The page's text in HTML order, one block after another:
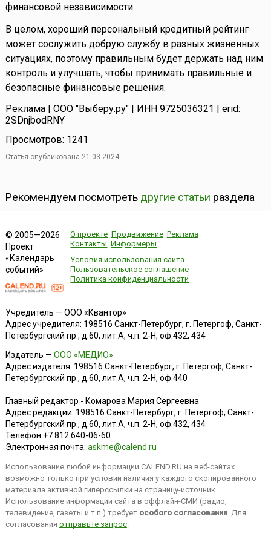
финансовой независимости.
В целом, хороший персональный кредитный рейтинг
может сослужить добрую службу в разных жизненных
ситуациях, поэтому правильным будет держать над ним
контроль и улучшать, чтобы принимать правильные и
безопасные финансовые решения.
Реклама | ООО "Выберу.ру" | ИНН 9725036321 | erid:
2SDnjbodRNY
Просмотров: 1241
Статья опубликована 21.03.2024
Рекомендуем посмотреть другие статьи раздела
© 2005—2026
Проект
«Календарь
событий»
О проекте Продвижение Реклама
Контакты Информеры
Условия использования сайта
Пользовательское соглашение
Политика конфиденциальности
Учредитель — ООО «Квантор»
Адрес учредителя: 198516 Санкт-Петербург, г. Петергоф, Санкт-
Петербургский пр., д.60, лит.А, ч.п. 2-Н, оф.432, 434
Издатель — ООО «МЕДИО»
Адрес издателя: 198516 Санкт-Петербург, г. Петергоф, Санкт-
Петербургский пр., д.60, лит.А, ч.п. 2-Н, оф.440
Главный редактор - Комарова Мария Сергеевна
Адрес редакции: 198516 Санкт-Петербург, г. Петергоф, Санкт-
Петербургский пр., д.60, лит.А, ч.п. 2-Н, оф.432, 434
Телефон:+7 812 640-06-60
Электронная почта: askme@calend.ru
Использование любой информации CALEND.RU на веб-сайтах
возможно только при условии наличия у каждого скопированного
материала активной гиперссылки на страницу-источник.
Использование информации сайта в оффлайн-СМИ (радио,
телевидение, газеты и т.п.) требует особого согласования. Для
согласования отправьте запрос.